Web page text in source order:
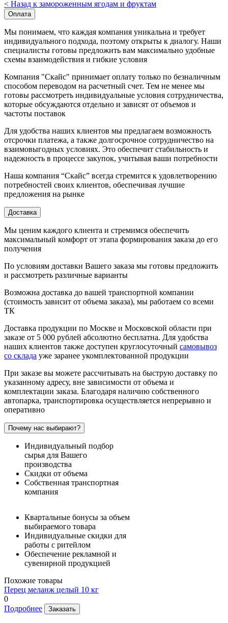
< Назад к замороженным ягодам и фруктам
Оплата
Мы понимаем, что каждая компания уникальна и требует
индивидуального подхода, поэтому открыты к диалогу. Наши
специалисты готовы предложить вам максимально удобные
схемы взаимодействия и гибкие условия
Компания "Скайс" принимает оплату только по безналичным
способом переводом на расчетный счет. Тем не менее мы
готовы рассмотреть индивидуальные условия сотрудничества,
которые обсуждаются отдельно и зависят от объемов и
частоты поставок
Для удобства наших клиентов мы предлагаем возможность
отсрочки платежа, а также долгосрочное сотрудничество на
взаимовыгодных условиях. Это обеспечит стабильность и
надежность в процессе закупок, учитывая ваши потребности
Наша компания “Скайс” всегда стремится к удовлетворению
потребностей своих клиентов, обеспечивая лучшие
предложения на рынке
Доставка
Мы ценим каждого клиента и стремимся обеспечить
максимальный комфорт от этапа формирования заказа до его
получения
По условиям доставки Вашего заказа мы готовы предложить
и рассмотреть различные варианты
Возможна доставка до вашей транспортной компании
(стоимость зависит от объема заказа), мы работаем со всеми
ТК
Доставка продукции по Москве и Московской области при
заказе от 5 000 рублей абсолютно бесплатна. Для удобства
наших клиентов также доступен круглосуточный самовывоз
со склада уже заранее укомплектованной продукции
При заказе вы можете рассчитывать на быструю доставку по
указанному адресу, вне зависимости от объема и
комплектации заказа. Благодаря наличию собственного
автопарка, транспортировка осуществляется непрерывно и
оперативно
Почему нас выбирают?
Индивидуальный подбор
сырья для Вашего
производства
Скидки от объема
Собственная транспортная
компания
Квартальные бонусы за объем
выбираемого товара
Индивидуальные скидки для
работы с ритейлом
Обеспечение рекламной и
сувенирной продукцией
Похожие товары
Перец меланж целый 10 кг
0
Подробнее
Заказать